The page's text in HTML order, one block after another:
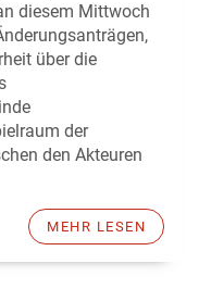
diesem Mittwoch
über die
der
den Akteuren
MEHR LESEN